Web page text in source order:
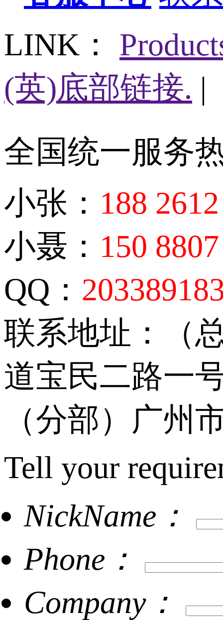
LINK：
(英)底部链接. |
全国统一服务
小张： 188
小聂： 150
QQ：
联系地址：（
道宝民二路一
（分部）广州
Tell your
NickName：
Phone：
Company：